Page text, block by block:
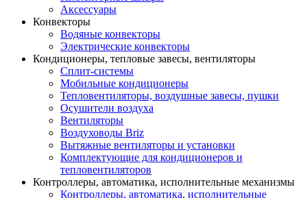
Аксессуары
Конвекторы
Водяные конвекторы
Электрические конвекторы
Кондиционеры, тепловые завесы, вентиляторы
Сплит-системы
Мобильные кондиционеры
Тепловентиляторы, воздушные завесы, пушки
Осушители воздуха
Вентиляторы
Воздуховоды Briz
Вытяжные вентиляторы и установки
Комплектующие для кондиционеров и
тепловентиляторов
Контроллеры, автоматика, исполнительные механизмы
Контроллеры, автоматика, исполнительные